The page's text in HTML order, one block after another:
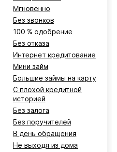
Мгновенно
Без звонков
100 % одобрение
Без отказа
Интернет кредитование
Мини займ
Большие займы на карту
С плохой кредитной
историей
Без залога
Без поручителей
В день обращения
Не выходя из дома